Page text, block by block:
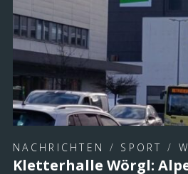
NACHRICHTEN / SPORT /
Kletterhalle Wörgl: